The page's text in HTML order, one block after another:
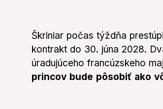
Škriniar počas týždňa
kontrakt do 30. júna 2028.
úradujúceho francúzskeho
princov bude pôsobiť ako